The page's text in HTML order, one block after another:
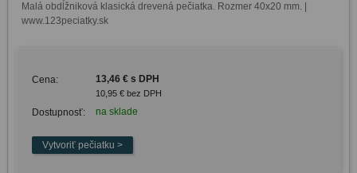
Malá obdĺžniková klasická drevená pečiatka. Rozmer 40x20 mm. |
www.123peciatky.sk
Cena: 13,46 € s DPH
10,95 € bez DPH
Dostupnosť: na sklade